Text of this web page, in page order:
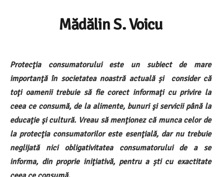
Mădălin S. Voicu
Protecţia consumatorului este un subiect de mare
importanţă în societatea noastră actuală și consider că
toţi oamenii trebuie să fie corect informaţi cu privire la
ceea ce consumă, de la alimente, bunuri şi servicii până la
educaţie şi cultură. Vreau să menţionez că munca celor de
la protecţia consumatorilor este esenţială, dar nu trebuie
neglijată nici obligativitatea consumatorului de a se
informa, din proprie iniţiativă, pentru a ști cu exactitate